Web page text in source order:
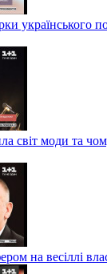
світ моди та
на весіллі